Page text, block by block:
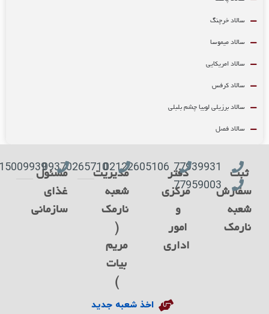
سالاد خرچنگ
سالاد میموسا
سالاد امریکایی
سالاد کرفس
سالاد برزیلی لوبیا چشم بلبلی
سالاد فصل
ثبت
77939931
77959003
دفتر
مرکزی
اداری
02122605106
مدیریت
شعبه
نارمک
مریم
بیات
09370265710
مسئول
غذای
سازمانی
09915009939
اخذ شعبه جدید